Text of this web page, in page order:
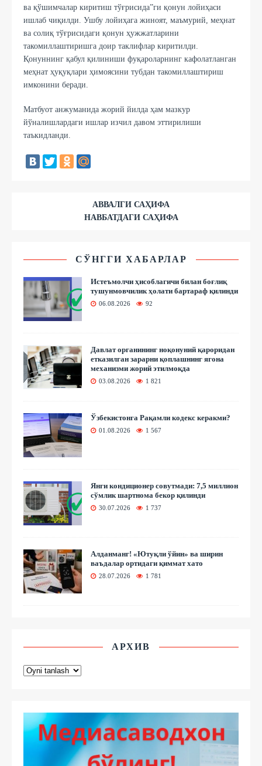
ва қўшимчалар киритиш тўғрисида”ги қонун лойиҳаси
ишлаб чиқилди. Ушбу лойиҳага жиноят, маъмурий, меҳнат
ва солиқ тўғрисидаги қонун ҳужжатларини
такомиллаштиришга доир таклифлар киритилди.
Қонуннинг қабул қилиниши фуқароларнинг кафолатланган
меҳнат ҳуқуқлари ҳимоясини тубдан такомиллаштириш
имконини беради.
Матбуот анжуманида жорий йилда ҳам мазкур
йўналишлардаги ишлар изчил давом эттирилиши
таъкидланди.
АВВАЛГИ САҲИФА
НАВБАТДАГИ САҲИФА
СЎНГГИ ХАБАРЛАР
Истеъмолчи ҳисоблагичи билан боғлиқ
тушунмовчилик ҳолати бартараф қилинди
06.08.2026 92
Давлат органининг ноқонуний қароридан
етказилган зарарни қоплашнинг ягона
механизми жорий этилмоқда
03.08.2026 1 821
Ўзбекистонга Рақамли кодекс керакми?
01.08.2026 1 567
Янги кондиционер совутмади: 7,5 миллион
сўмлик шартнома бекор қилинди
30.07.2026 1 737
Алданманг! «Ютуқли ўйин» ва ширин
ваъдалар ортидаги қиммат хато
28.07.2026 1 781
АРХИВ